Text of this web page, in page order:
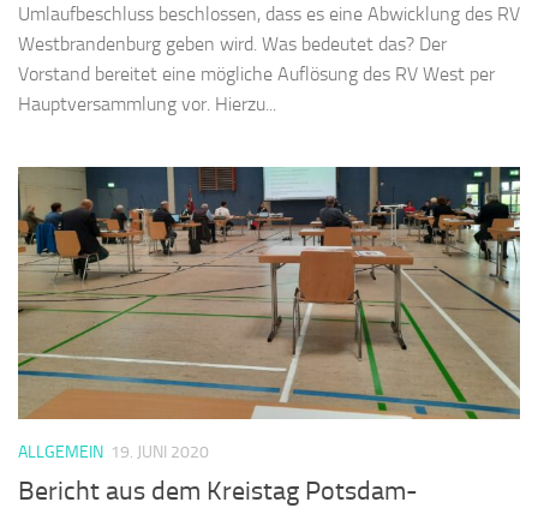
Umlaufbeschluss beschlossen, dass es eine Abwicklung des RV
Westbrandenburg geben wird. Was bedeutet das? Der
Vorstand bereitet eine mögliche Auflösung des RV West per
Hauptversammlung vor. Hierzu...
ALLGEMEIN 19. JUNI 2020
Bericht aus dem Kreistag Potsdam-